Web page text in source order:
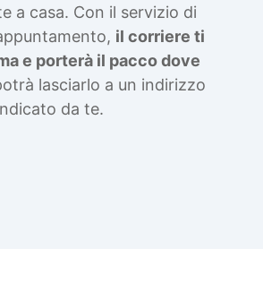
a casa. Con il servizio di
il corriere ti
e porterà il pacco dove
lasciarlo a un indirizzo
da te.